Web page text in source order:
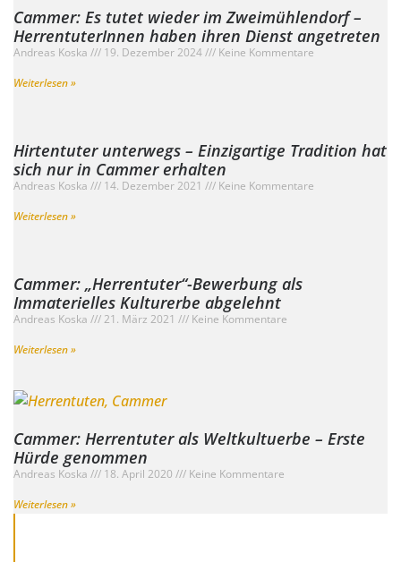
Cammer: Es tutet wieder im Zweimühlendorf –
HerrentuterInnen haben ihren Dienst angetreten
Andreas Koska 19. Dezember 2024
Keine Kommentare
Weiterlesen »
Hirtentuter unterwegs – Einzigartige Tradition hat
sich nur in Cammer erhalten
Andreas Koska 14. Dezember 2021
Keine Kommentare
Weiterlesen »
Cammer: „Herrentuter“-Bewerbung als
Immaterielles Kulturerbe abgelehnt
Andreas Koska 21. März 2021
Keine Kommentare
Weiterlesen »
Cammer: Herrentuter als Weltkultuerbe – Erste
Hürde genommen
Andreas Koska 18. April 2020
Keine Kommentare
Weiterlesen »